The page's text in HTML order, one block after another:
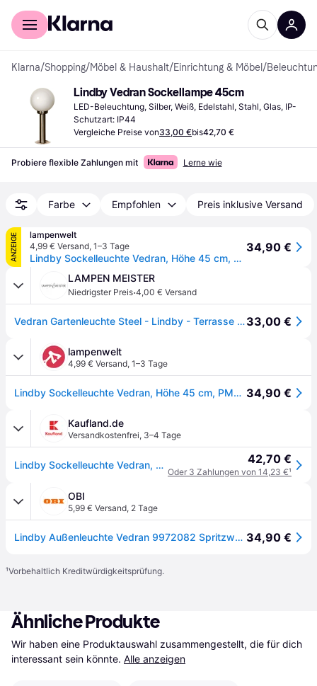
Für Shopper
Klarna/Shopping/Möbel & Haushalt/Einrichtung & Möbel /
Lindby Vedran Sockellampe 45cm
LED-Beleuchtung, Silber, Weiß, Edelstahl, Stahl, Glas, IP-
Schutzart: IP44
Vergleiche Preise von33,00 €bis42,70 €
Probiere flexible Zahlungen mit Lerne wie
Farbe Empfohlen Preis inklusive Versand
ANZEIGE
lampenwelt
4,99 € Versand, 1–3 Tage
Lindby Sockelleuchte Vedran, Höhe 45 cm, PMMA, Edelstahl
34,90 €
LAMPEN MEISTER
Niedrigster Preis·4,00 € Versand
Vedran Gartenleuchte Steel - Lindby - Terrasse - Modern - Kunststoff - Einflammig33,00 €
lampenwelt
4,99 € Versand, 1–3 Tage
Lindby Sockelleuchte Vedran, Höhe 45 cm, PMMA, Edelstahl 34,90 €
Kaufland.de
Versandkostenfrei, 3–4 Tage
Lindby Sockelleuchte Vedran, Höhe 45 cm, PMMA, Edelstahl 42,70 €
Oder 3 Zahlungen von 14,23 €¹
OBI
5,99 € Versand, 2 Tage
Lindby Außenleuchte Vedran 9972082 Spritzwassergeschützt Modern in Alu 1-flammig E27 34,90 €
¹Vorbehaltlich Kreditwürdigkeitsprüfung.
Ähnliche Produkte
Wir haben eine Produktauswahl zusammengestellt, die für dich
interessant sein könnte. Alle anzeigen